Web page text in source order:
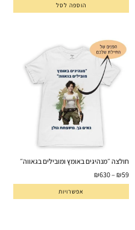
הוספה לסל
חולצה ״מנהיגים באומץ ומובילים בגאווה״
₪59
–
₪630
אפשרויות